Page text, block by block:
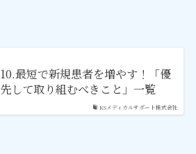
KSメディカルサポート株式会社
10.最短で新規患者を増やす！「優
先して取り組むべきこと」一覧